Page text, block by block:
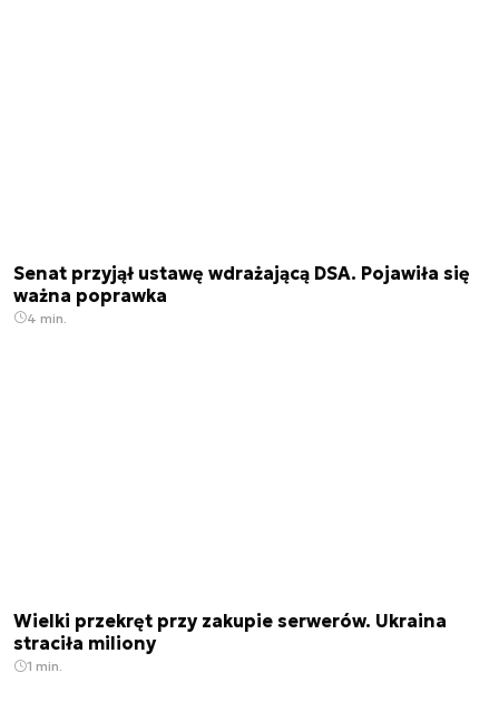
Senat przyjął ustawę wdrażającą DSA. Pojawiła się
ważna poprawka
4 min.
Wielki przekręt przy zakupie serwerów. Ukraina
straciła miliony
1 min.